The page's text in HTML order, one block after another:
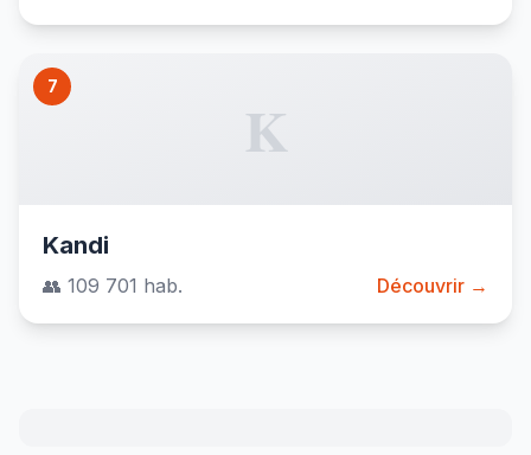
7
K
Kandi
👥 109 701 hab. Découvrir →